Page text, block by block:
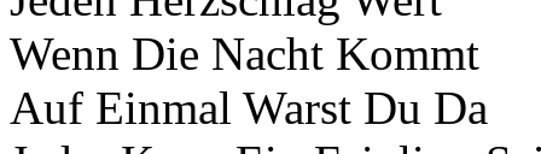
Wenn Die Nacht Kommt
Auf Einmal Warst Du Da